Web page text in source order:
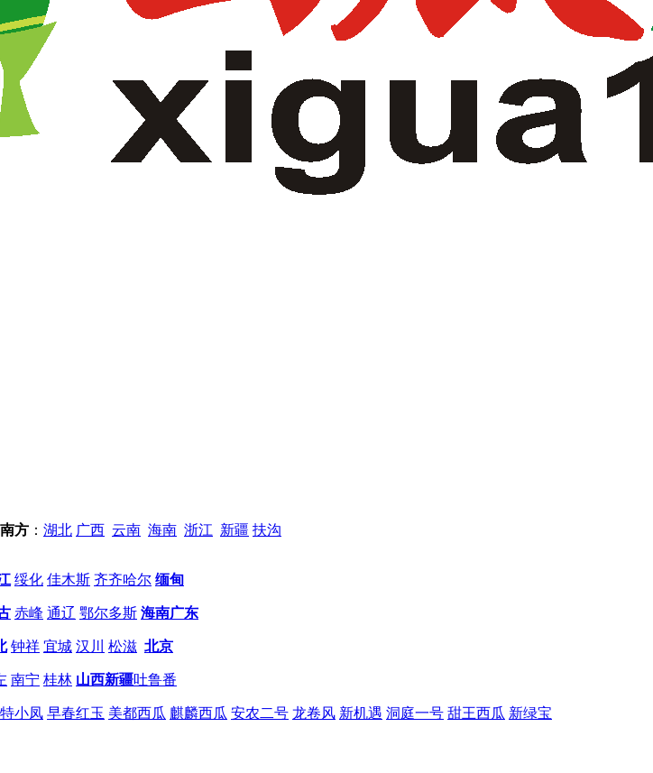
南方 ： 湖北 广西 云南 海南 浙江 新疆 扶沟
绥化 佳木斯 齐齐哈尔 缅甸
赤峰 通辽 鄂尔多斯 海南广东
钟祥 宜城 汉川 松滋 北京
南宁 桂林 山西新疆吐鲁番
特小凤 早春红玉 美都西瓜 麒麟西瓜 安农二号 龙卷风 新机遇 洞庭一号 甜王西瓜 新绿宝